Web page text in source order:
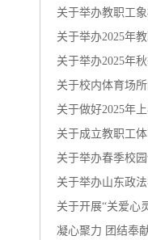
关于举办教职工
关于举办2025年
关于举办2025年
关于校内体育场
关于做好2025年
关于成立教职工
关于举办春季校
关于举办山东政
关于开展“关爱心
凝心聚力 团结奉